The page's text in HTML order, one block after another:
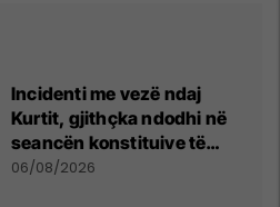
Incidenti me vezë ndaj
Kurtit, gjithçka ndodhi në
seancën konstituive të
Kuvendit
06/08/2026